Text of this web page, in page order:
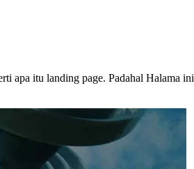
apa itu landing page. Padahal Halama ini